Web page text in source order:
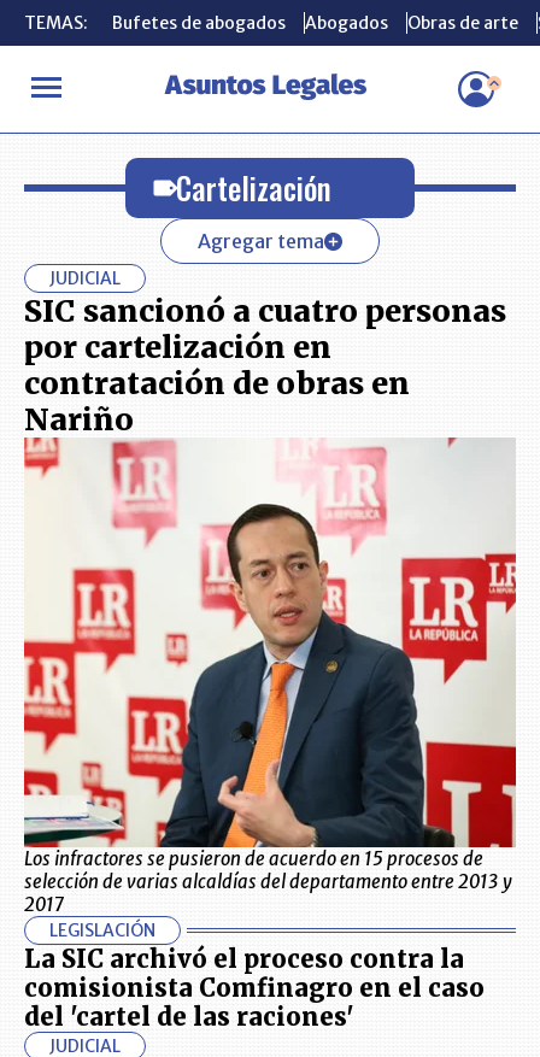
TEMAS: Bufetes de abogados Abogados Obras de arte
INICIO Cartelización
TEMAS: Bufetes de abogados Abogados Obras de arte
Cartelización
Agregar tema
JUDICIAL
SIC sancionó a cuatro personas
por cartelización en
contratación de obras en
Nariño
Los infractores se pusieron de acuerdo en 15 procesos de
selección de varias alcaldías del departamento entre 2013 y
2017
LEGISLACIÓN
La SIC archivó el proceso contra la
comisionista Comfinagro en el caso
del 'cartel de las raciones'
JUDICIAL